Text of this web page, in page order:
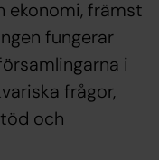
främst
fungerar
i
frågor,
och